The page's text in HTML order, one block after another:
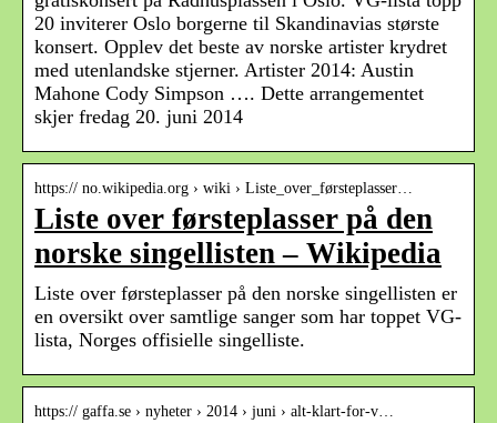
20 inviterer Oslo borgerne til Skandinavias største
konsert. Opplev det beste av norske artister krydret
med utenlandske stjerner. Artister 2014: Austin
Mahone Cody Simpson …. Dette arrangementet
skjer fredag 20. juni 2014
https:// no.wikipedia.org › wiki › Liste_over_førsteplasser…
Liste over førsteplasser på den
norske singellisten – Wikipedia
Liste over førsteplasser på den norske singellisten er
en oversikt over samtlige sanger som har toppet VG-
lista, Norges offisielle singelliste.
https:// gaffa.se › nyheter › 2014 › juni › alt-klart-for-v…